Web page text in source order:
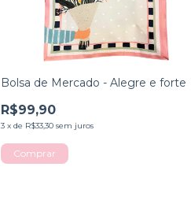
Bolsa de Mercado - Alegre e forte
R$99,90
3 x de R$33,30 sem juros